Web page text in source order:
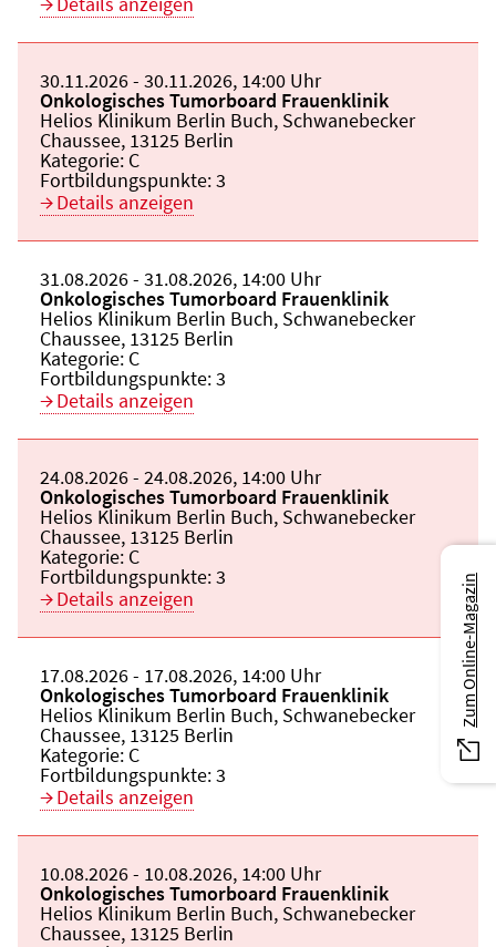
Beginn:
30.11.2026Ende und Anfangszeit:
- 30.11.2026, 14:00 Uhr
Veranstaltungstitel:
Onkologisches Tumorboard Frauenklinik
Veranstaltungsort:
Helios Klinikum Berlin Buch, Schwanebecker
Chaussee, 13125 Berlin
Kategorie: C
Fortbildungspunkte:3
Details anzeigen
Beginn:
31.08.2026Ende und Anfangszeit:
- 31.08.2026, 14:00 Uhr
Veranstaltungstitel:
Onkologisches Tumorboard Frauenklinik
Veranstaltungsort:
Helios Klinikum Berlin Buch, Schwanebecker
Chaussee, 13125 Berlin
Kategorie: C
Fortbildungspunkte:3
Details anzeigen
Beginn:
24.08.2026Ende und Anfangszeit:
- 24.08.2026, 14:00 Uhr
Veranstaltungstitel:
Onkologisches Tumorboard Frauenklinik
Veranstaltungsort:
Helios Klinikum Berlin Buch, Schwanebecker
Chaussee, 13125 Berlin
Kategorie: C
Fortbildungspunkte:3
Details anzeigen
Beginn:
17.08.2026Ende und Anfangszeit:
- 17.08.2026, 14:00 Uhr
Veranstaltungstitel:
Onkologisches Tumorboard Frauenklinik
Veranstaltungsort:
Helios Klinikum Berlin Buch, Schwanebecker
Chaussee, 13125 Berlin
Kategorie: C
Fortbildungspunkte:3
Details anzeigen
Beginn:
10.08.2026Ende und Anfangszeit:
- 10.08.2026, 14:00 Uhr
Veranstaltungstitel:
Onkologisches Tumorboard Frauenklinik
Veranstaltungsort:
Helios Klinikum Berlin Buch, Schwanebecker
Chaussee, 13125 Berlin
Zum Online-Magazin